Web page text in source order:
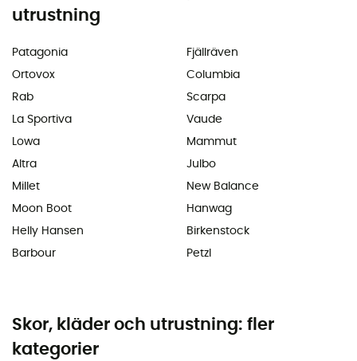
utrustning
Patagonia
Ortovox
Rab
La Sportiva
Lowa
Altra
Millet
Moon Boot
Helly Hansen
Barbour
Fjällräven
Columbia
Scarpa
Vaude
Mammut
Julbo
New Balance
Hanwag
Birkenstock
Petzl
Skor, kläder och utrustning: fler
kategorier